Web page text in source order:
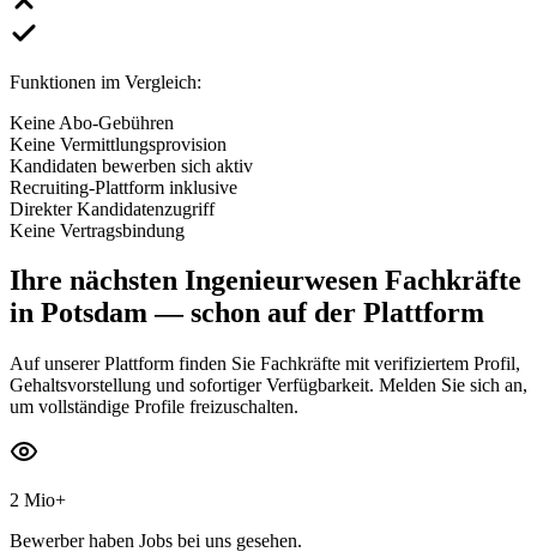
Funktionen im Vergleich:
Keine Abo-Gebühren
Keine Vermittlungsprovision
Kandidaten bewerben sich aktiv
Recruiting-Plattform inklusive
Direkter Kandidatenzugriff
Keine Vertragsbindung
Ihre nächsten Ingenieurwesen Fachkräfte
in Potsdam— schon auf der Plattform
Auf unserer Plattform finden Sie Fachkräfte mit verifiziertem Profil,
Gehaltsvorstellung und sofortiger Verfügbarkeit. Melden Sie sich an,
um vollständige Profile freizuschalten.
2 Mio+
Bewerber haben Jobs bei uns gesehen.